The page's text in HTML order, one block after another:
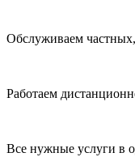
Обслуживаем частных,
Работаем
Все нужные услуги в